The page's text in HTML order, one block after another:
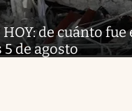
de cuánto
de agosto